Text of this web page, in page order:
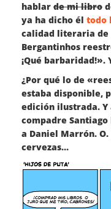
hablar de mi libro
ya ha dicho él todo
calidad literaria de
Bergantinhos
¡Qué barbaridad!».
¿Por qué lo de
estaba disponible,
edición ilustrada. Y
compadre
a Daniel Marrón.
cervezas…